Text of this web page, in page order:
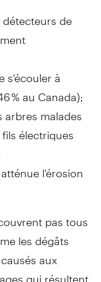
de
s'écouler à
% au Canada);
malades
électriques
l'érosion
pas tous
les dégâts
aux
qui résultent